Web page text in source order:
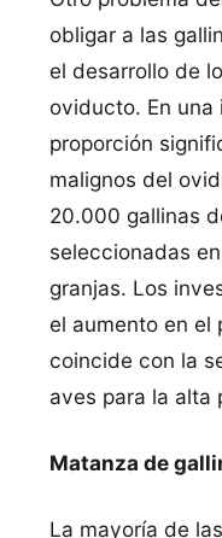
obligar a las
el desarrollo de
oviducto. En
proporción
malignos del
20.000 gallinas
seleccionadas
granjas. Los
el aumento en el
coincide con la
aves para la alta
Matanza de
La mayorí­a de